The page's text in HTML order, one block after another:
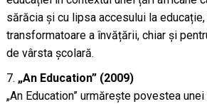
sărăcia și cu lipsa accesului la
transformatoare a învățării, chiar și
de vârsta școlară.
„An Education” (2009)
„An Education” urmărește povestea